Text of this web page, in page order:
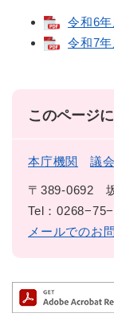
令和6
令和7
このページ
本庁機関 議
〒389-0692
Tel：
メールでのお